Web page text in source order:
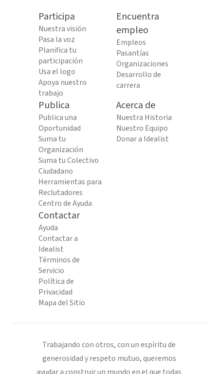
Participa
Nuestra visión
Pasa la voz
Planifica tu
participación
Usa el logo
Apoya nuestro
trabajo
Encuentra
empleo
Empleos
Pasantías
Organizaciones
Desarrollo de
carrera
Publica
Publica una
Oportunidad
Suma tu
Organización
Suma tu Colectivo
Ciudadano
Herramientas para
Reclutadores
Centro de Ayuda
Acerca de
Nuestra Historia
Nuestro Equipo
Donar a Idealist
Contactar
Ayuda
Contactar a
Idealist
Términos de
Servicio
Política de
Privacidad
Mapa del Sitio
Trabajando con otros, con un espíritu de
generosidad y respeto mutuo, queremos